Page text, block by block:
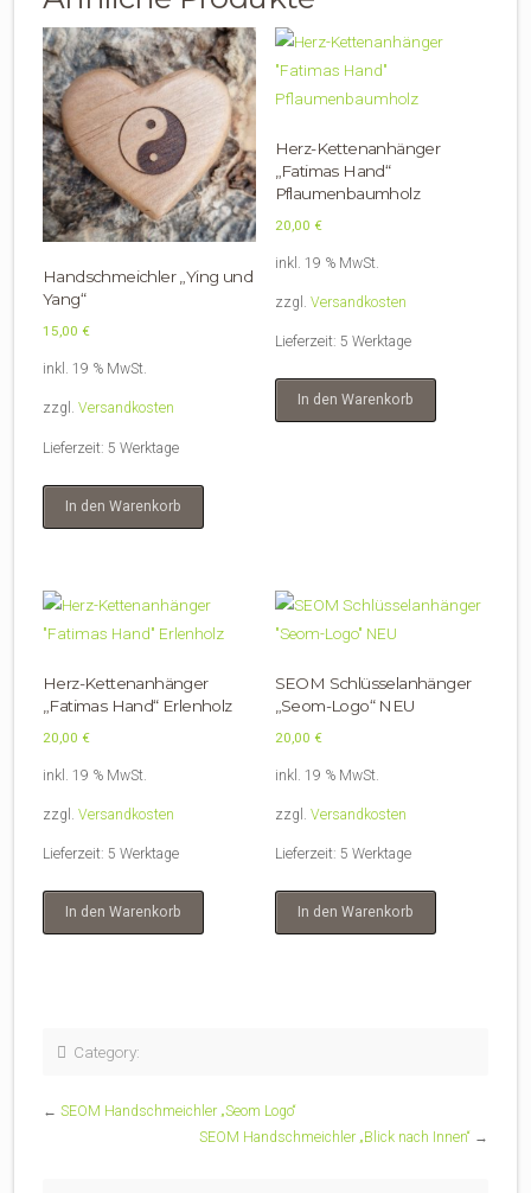
Handschmeichler „Ying und
Yang“
15,00 €
inkl. 19 % MwSt.
zzgl. Versandkosten
Lieferzeit: 5 Werktage
In den Warenkorb
Herz-Kettenanhänger
„Fatimas Hand“
Pflaumenbaumholz
20,00 €
inkl. 19 % MwSt.
zzgl. Versandkosten
Lieferzeit: 5 Werktage
In den Warenkorb
Herz-Kettenanhänger
„Fatimas Hand“ Erlenholz
20,00 €
inkl. 19 % MwSt.
zzgl. Versandkosten
Lieferzeit: 5 Werktage
In den Warenkorb
SEOM Schlüsselanhänger
„Seom-Logo“ NEU
20,00 €
inkl. 19 % MwSt.
zzgl. Versandkosten
Lieferzeit: 5 Werktage
In den Warenkorb
Category:
← SEOM Handschmeichler „Seom Logo“
SEOM Handschmeichler „Blick nach Innen“ →